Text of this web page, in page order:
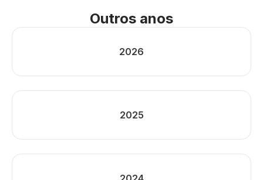
Outros anos
2026
2025